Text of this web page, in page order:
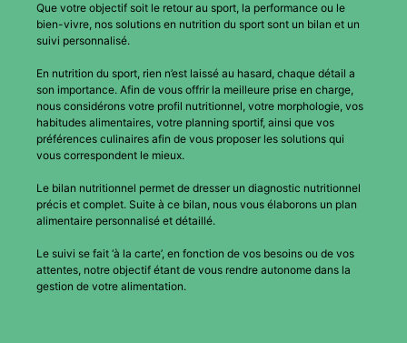
Que votre objectif soit le retour au sport, la performance ou le
bien-vivre, nos solutions en nutrition du sport sont un bilan et un
suivi personnalisé.
En nutrition du sport, rien n’est laissé au hasard, chaque détail a
son importance. Afin de vous offrir la meilleure prise en charge,
nous considérons votre profil nutritionnel, votre morphologie, vos
habitudes alimentaires, votre planning sportif, ainsi que vos
préférences culinaires afin de vous proposer les solutions qui
vous correspondent le mieux.
Le bilan nutritionnel permet de dresser un diagnostic nutritionnel
précis et complet. Suite à ce bilan, nous vous élaborons un plan
alimentaire personnalisé et détaillé.
Le suivi se fait ‘à la carte’, en fonction de vos besoins ou de vos
attentes, notre objectif étant de vous rendre autonome dans la
gestion de votre alimentation.